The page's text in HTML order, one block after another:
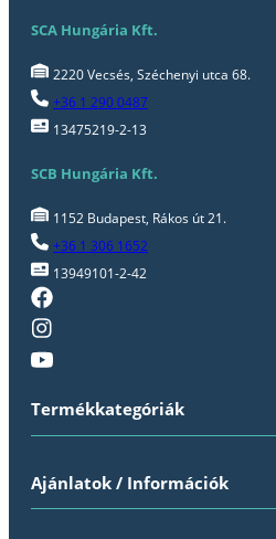
SCA Hungária Kft.
2220 Vecsés, Széchenyi utca 68.
+36 1 290 0487
13475219-2-13
SCB Hungária Kft.
1152 Budapest, Rákos út 21.
+36 1 306 1652
13949101-2-42
Termékkategóriák
Ajánlatok / Információk